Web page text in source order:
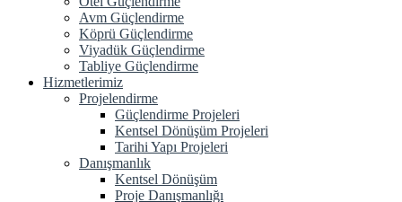
Avm Güçlendirme
Köprü Güçlendirme
Viyadük Güçlendirme
Tabliye Güçlendirme
Hizmetlerimiz
Projelendirme
Güçlendirme Projeleri
Kentsel Dönüşüm Projeleri
Tarihi Yapı Projeleri
Danışmanlık
Kentsel Dönüşüm
Proje Danışmanlığı